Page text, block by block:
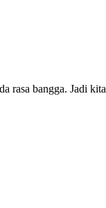
rasa bangga. Jadi